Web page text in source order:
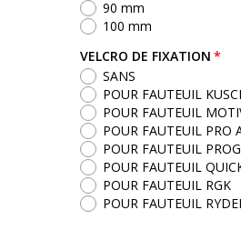
90 mm
100 mm
VELCRO DE FIXATION
SANS
POUR FAUTEUIL
POUR FAUTEUIL
POUR FAUTEUIL PRO
POUR FAUTEUIL
POUR FAUTEUIL
POUR FAUTEUIL RGK
POUR FAUTEUIL